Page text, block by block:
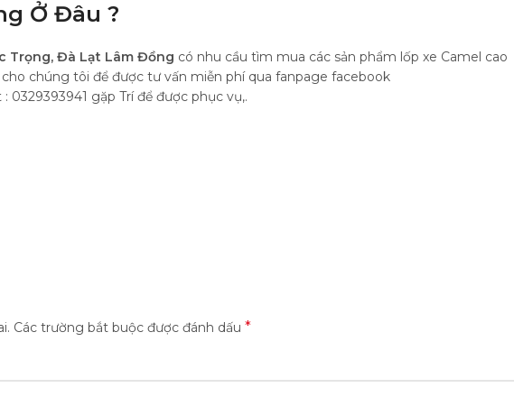
Ở Đâu ?
Trọng, Đà Lạt Lâm Đồng có nhu cầu tìm mua các sản phẩm lốp xe Camel cao
chúng tôi để được tư vấn miễn phí qua fanpage facebook
0329393941 gặp Trí để được phục vụ,.
Các trường bắt buộc được đánh dấu *